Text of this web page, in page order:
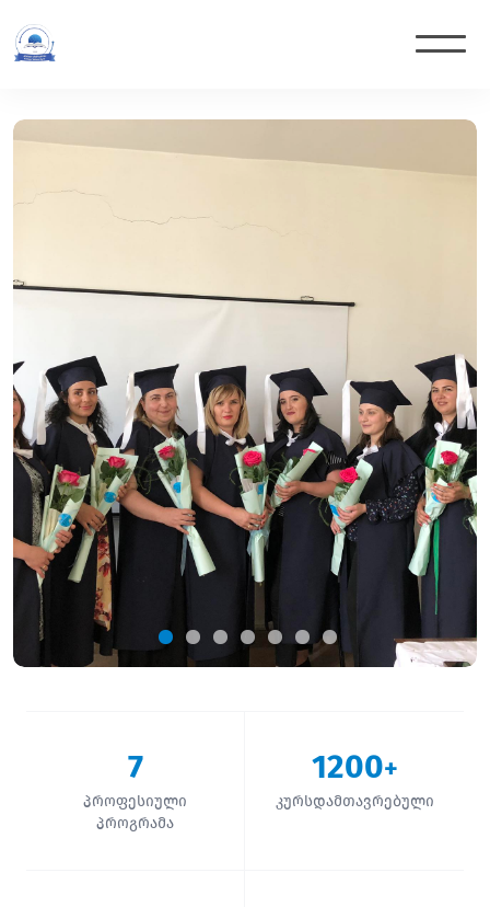
7
პროფესიული
პროგრამა
1200+
კურსდამთავრებული